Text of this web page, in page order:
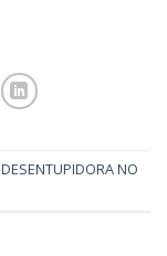
DESENTUPIDORA NO